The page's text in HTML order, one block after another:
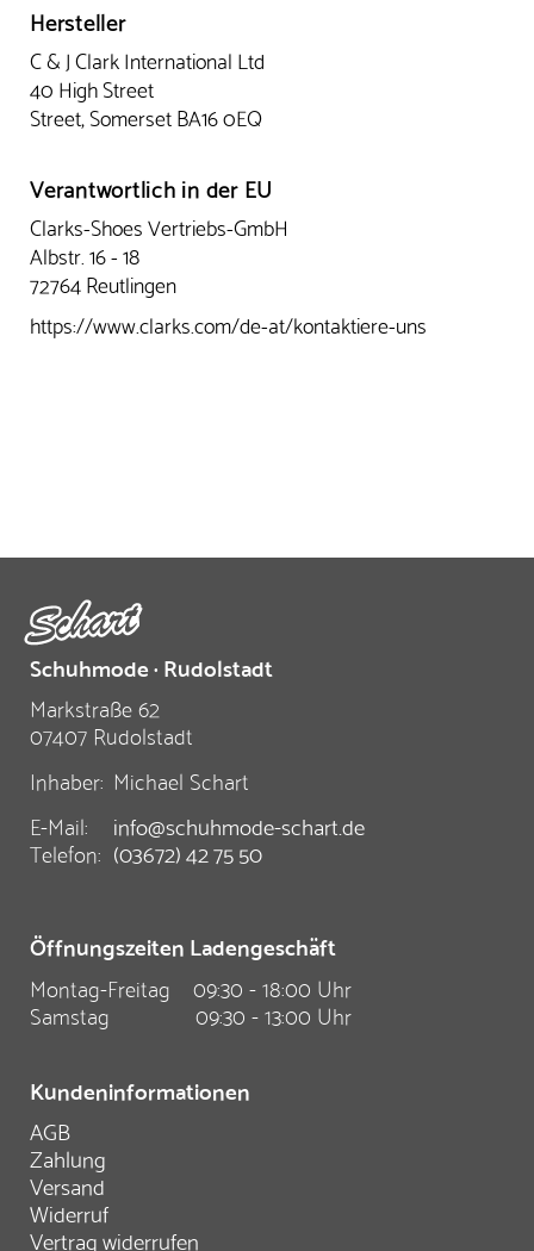
Hersteller
C & J Clark International Ltd
40 High Street
Street, Somerset BA16 0EQ
Verantwortlich in der EU
Clarks-Shoes Vertriebs-GmbH
Albstr. 16 - 18
72764 Reutlingen
https://www.clarks.com/de-at/kontaktiere-uns
Schuhmode · Rudolstadt
Markstraße 62
07407 Rudolstadt
Inhaber: Michael Schart
E-Mail:
info@schuhmode-schart.de
Telefon: (03672) 42 75 50
Öffnungszeiten Ladengeschäft
Montag-Freitag
09:30 - 18:00 Uhr
Samstag
09:30 - 13:00 Uhr
Kundeninformationen
AGB
Zahlung
Versand
Widerruf
Vertrag widerrufen